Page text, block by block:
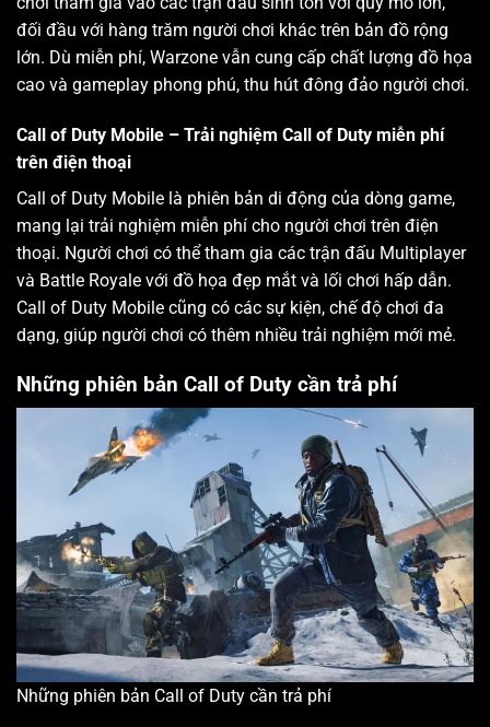
đối đầu với hàng trăm người chơi khác trên bản đồ rộng
lớn. Dù miễn phí, Warzone vẫn cung cấp chất lượng đồ họa
cao và gameplay phong phú, thu hút đông đảo người chơi.
Call of Duty Mobile – Trải nghiệm Call of Duty miễn phí
trên điện thoại
Call of Duty Mobile là phiên bản di động của dòng game,
mang lại trải nghiệm miễn phí cho người chơi trên điện
thoại. Người chơi có thể tham gia các trận đấu Multiplayer
và Battle Royale với đồ họa đẹp mắt và lối chơi hấp dẫn.
Call of Duty Mobile cũng có các sự kiện, chế độ chơi đa
dạng, giúp người chơi có thêm nhiều trải nghiệm mới mẻ.
Những phiên bản Call of Duty cần trả phí
Những phiên bản Call of Duty cần trả phí